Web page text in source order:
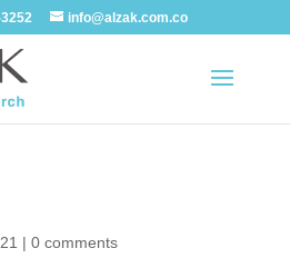
info@alzak.com.co
| 0 comments